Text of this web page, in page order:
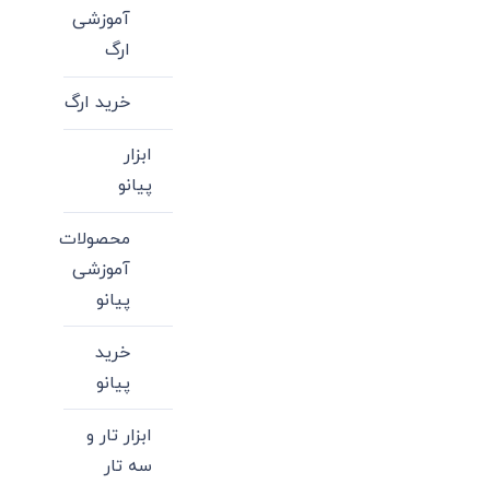
آموزشی
ارگ
خرید ارگ
ابزار
پیانو
محصولات
آموزشی
پیانو
خرید
پیانو
ابزار تار و
سه تار